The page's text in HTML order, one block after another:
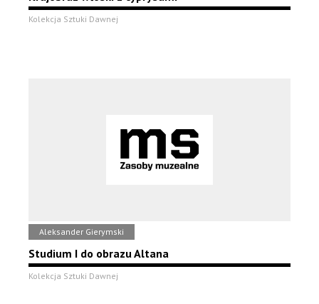
Kolekcja Sztuki Dawnej
Aleksander Gierymski
Studium I do obrazu Altana
Kolekcja Sztuki Dawnej